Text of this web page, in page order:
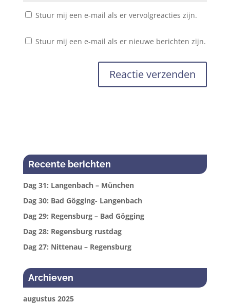
Stuur mij een e-mail als er vervolgreacties zijn.
Stuur mij een e-mail als er nieuwe berichten zijn.
Recente berichten
Dag 31: Langenbach – München
Dag 30: Bad Gögging- Langenbach
Dag 29: Regensburg – Bad Gögging
Dag 28: Regensburg rustdag
Dag 27: Nittenau – Regensburg
Archieven
augustus 2025